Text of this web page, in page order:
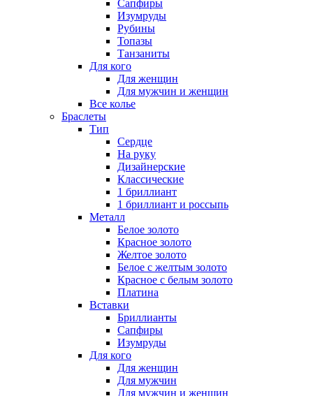
Сапфиры
Изумруды
Рубины
Топазы
Танзаниты
Для кого
Для женщин
Для мужчин и женщин
Все колье
Браслеты
Тип
Сердце
На руку
Дизайнерские
Классические
1 бриллиант
1 бриллиант и россыпь
Металл
Белое золото
Красное золото
Желтое золото
Белое с желтым золото
Красное с белым золото
Платина
Вставки
Бриллианты
Сапфиры
Изумруды
Для кого
Для женщин
Для мужчин
Для мужчин и женщин